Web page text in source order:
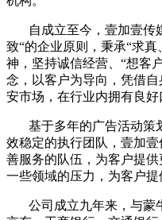
自成立至今，壹加壹传
致“的企业原则，秉承“求
神，坚持诚信经营、“想客
念，以客户为导向，凭借
安市场，在行业内拥有良好
基于多年的广告活动策
效稳定的执行团队，壹加
善服务的队伍，为客户提
一些领域的压力，为客户提
公司成立九年来，与蒙